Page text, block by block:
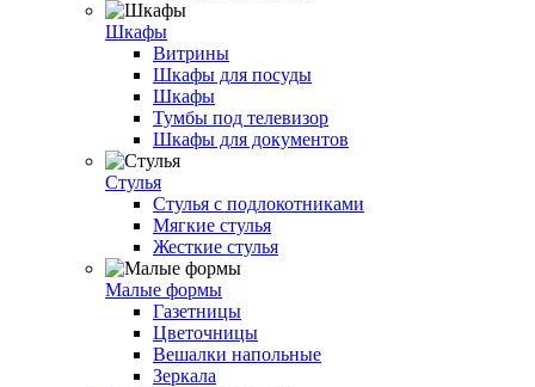
Шкафы
Витрины
Шкафы для посуды
Шкафы
Тумбы под телевизор
Шкафы для документов
Стулья
Стулья с подлокотниками
Мягкие стулья
Жесткие стулья
Малые формы
Газетницы
Цветочницы
Вешалки напольные
Зеркала